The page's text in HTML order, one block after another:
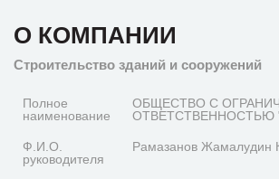
О КОМПАНИИ
Строительство зданий и сооружений
Полное
наименование
ОБЩЕСТВО С
ОТВЕТСТВЕННОСТЬЮ
Ф.И.О.
руководителя
Рамазанов Жамалудин